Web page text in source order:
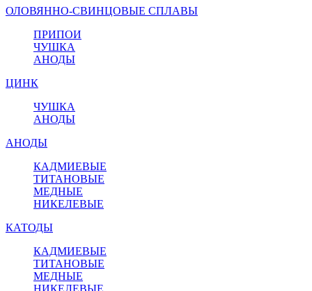
ОЛОВЯННО-СВИНЦОВЫЕ СПЛАВЫ
ПРИПОИ
ЧУШКА
АНОДЫ
ЦИНК
ЧУШКА
АНОДЫ
АНОДЫ
КАДМИЕВЫЕ
ТИТАНОВЫЕ
МЕДНЫЕ
НИКЕЛЕВЫЕ
КАТОДЫ
КАДМИЕВЫЕ
ТИТАНОВЫЕ
МЕДНЫЕ
НИКЕЛЕВЫЕ